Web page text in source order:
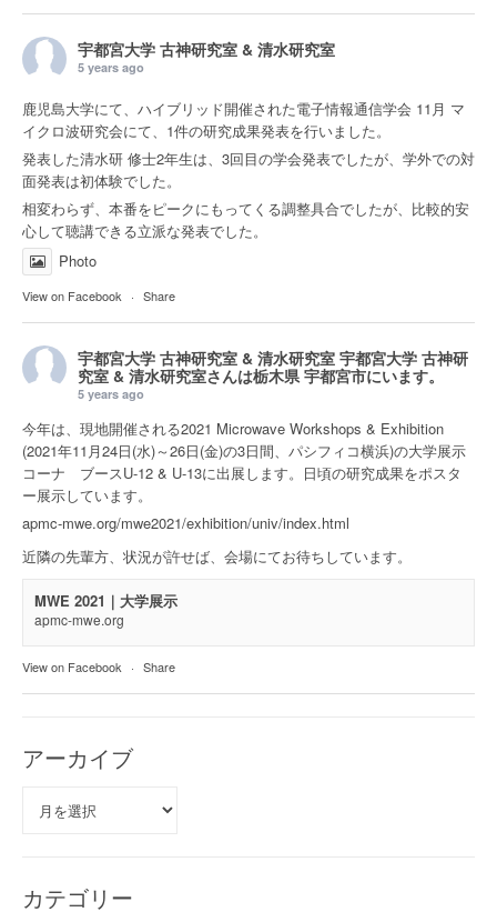
宇都宮大学 古神研究室 & 清水研究室
5 years ago
鹿児島大学にて、ハイブリッド開催された電子情報通信学会 11月 マ
イクロ波研究会にて、1件の研究成果発表を行いました。
発表した清水研 修士2年生は、3回目の学会発表でしたが、学外での対
面発表は初体験でした。
相変わらず、本番をピークにもってくる調整具合でしたが、比較的安
心して聴講できる立派な発表でした。
Photo
View on Facebook · Share
宇都宮大学 古神研究室 & 清水研究室 宇都宮大学 古神研
究室 & 清水研究室さんは栃木県 宇都宮市にいます。
5 years ago
今年は、現地開催される2021 Microwave Workshops & Exhibition
(2021年11月24日(水)～26日(金)の3日間、パシフィコ横浜)の大学展示
コーナ ブースU-12 & U-13に出展します。日頃の研究成果をポスタ
ー展示しています。
apmc-mwe.org/mwe2021/exhibition/univ/index.html
近隣の先輩方、状況が許せば、会場にてお待ちしています。
MWE 2021｜大学展示
apmc-mwe.org
View on Facebook · Share
アーカイブ
カテゴリー